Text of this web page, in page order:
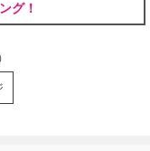
グ！